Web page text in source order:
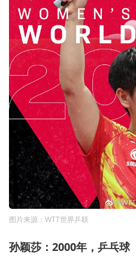
图片来源：WTT世界乒联
孙颖莎：2000年，乒乓球